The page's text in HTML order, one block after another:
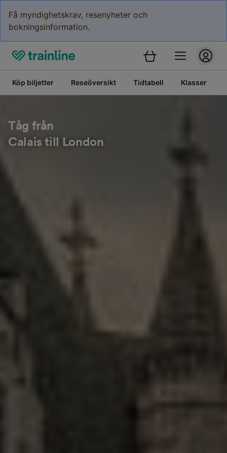
Få myndighetskrav, resenyheter och
bokningsinformation.
Köp biljetter Reseöversikt Tidtabell Klasser
Tåg från
Calais till London